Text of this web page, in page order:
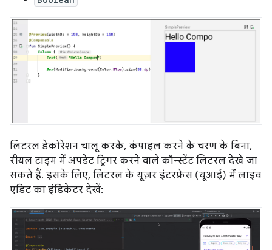
लिटरल डेकोरेशन चालू करके, कंपाइल करने के चरण के बिना,
रीयल टाइम में अपडेट ट्रिगर करने वाले कॉन्स्टेंट लिटरल देखे जा
सकते हैं. इसके लिए, लिटरल के यूज़र इंटरफ़ेस (यूआई) में लाइव
एडिट का इंडिकेटर देखें: